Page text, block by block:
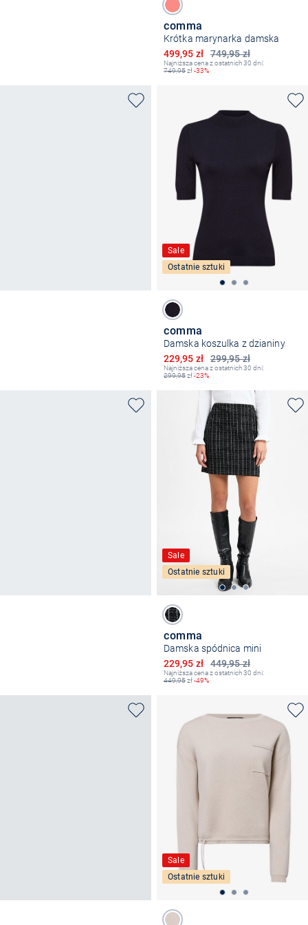
comma
Krótka marynarka damska
749,95 zł
Obniżona cena
499,95 zł
Najniższa cena z ostatnich 30 dni:
749,95zł-33%
Sale
Ostatnie sztuki
comma
Damska koszulka z dzianiny
299,95 zł
Obniżona cena
229,95 zł
Najniższa cena z ostatnich 30 dni:
299,95zł-23%
Sale
Ostatnie sztuki
comma
Damska spódnica mini
449,95 zł
Obniżona cena
229,95 zł
Najniższa cena z ostatnich 30 dni:
449,95zł-49%
Sale
Ostatnie sztuki